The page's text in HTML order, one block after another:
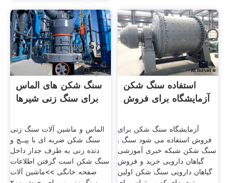
سنگ شکن های الماس
برای سنگ زنی شیرها
الماس و ماشین آلات سنگ زنی
سنگ شکن ضربه ای با پیــچ و
دنده زنی به طرف جدار داخل
سنگ شکن است گرفتن اطلاعات
صفحه خانگی >>ماشین آلات
استفاده سنگ شکن
آزمایشگاه برای فروش
آزمایشگاه سنگ شکن برای
فروش استفاده می شود سنگ .
سنگ شکن شبکه خبری آموزشی
گیاهان دارویی خرید و فروش
گیاهان دارویی سنگ شکن اولین